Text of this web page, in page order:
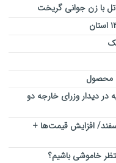
با زن جوانی گریخت
محصول
در دیدار وزرای خارجه دو
دلار و یورو امروز پنجشنبه ۷ اسفند/ افزایش قیمت‌ها +
خاموشی باشیم؟